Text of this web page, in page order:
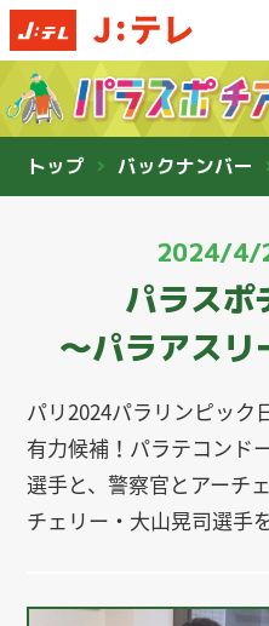
トップ バックナンバー
2024/4/
パラスポ
〜パラアスリ
パリ2024パラリンピック
有力候補！パラテコンド
選手と、警察官とアーチ
チェリー・大山晃司選手